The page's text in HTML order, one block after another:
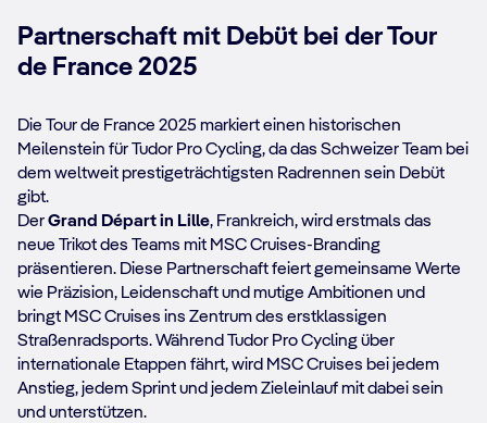
Partnerschaft mit Debüt bei der Tour
de France 2025
Die Tour de France 2025 markiert einen historischen
Meilenstein für Tudor Pro Cycling, da das Schweizer Team bei
dem weltweit prestigeträchtigsten Radrennen sein Debüt
gibt.
DerGrand Départ in Lille, Frankreich, wird erstmals das
neue Trikot des Teams mit MSC Cruises-Branding
präsentieren. Diese Partnerschaft feiert gemeinsame Werte
wie Präzision, Leidenschaft und mutige Ambitionen und
bringt MSC Cruises ins Zentrum des erstklassigen
Straßenradsports. Während Tudor Pro Cycling über
internationale Etappen fährt, wird MSC Cruises bei jedem
Anstieg, jedem Sprint und jedem Zieleinlauf mit dabei sein
und unterstützen.